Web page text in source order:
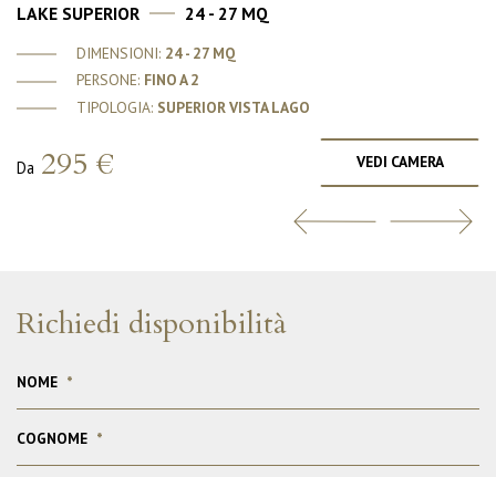
LAKE SUPERIOR 24 - 27 MQ
DIMENSIONI: 24 - 27 MQ
PERSONE: FINO A 2
TIPOLOGIA: SUPERIOR VISTA LAGO
Da 295 € VEDI CAMERA
Richiedi disponibilità
NOME *
COGNOME *